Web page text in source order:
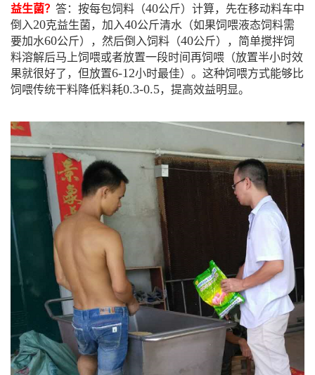
益生菌？ 答：按每包饲料（40公斤）计算，先在移动料车中
倒入20克益生菌，加入40公斤清水（如果饲喂液态饲料需
要加水60公斤），然后倒入饲料（40公斤），简单搅拌饲
料溶解后马上饲喂或者放置一段时间再饲喂（放置半小时效
果就很好了，但放置6-12小时最佳）。这种饲喂方式能够比
饲喂传统干料降低料耗0.3-0.5，提高效益明显。